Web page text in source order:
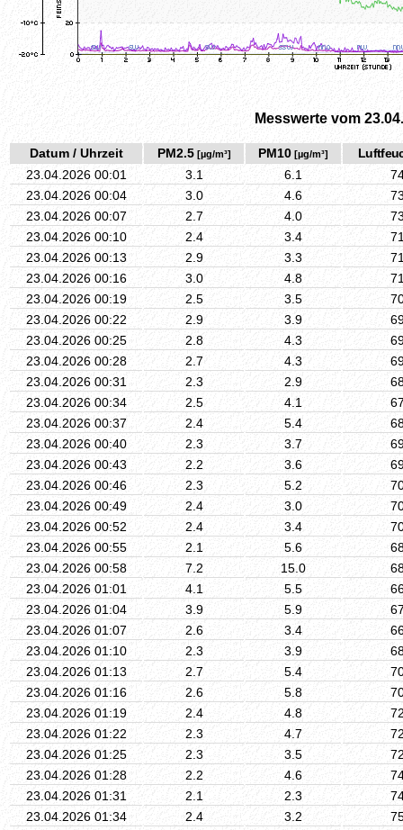
Messwerte vom
Datum / Uhrzeit PM2.5[µg/m³] PM10 [µg/m³]
23.04.2026 00:01
3.1 6.1
23.04.2026 00:04
3.0 4.6
23.04.2026 00:07
2.7 4.0
23.04.2026 00:10
2.4 3.4
23.04.2026 00:13
2.9 3.3
23.04.2026 00:16
3.0 4.8
23.04.2026 00:19
2.5 3.5
23.04.2026 00:22
2.9 3.9
23.04.2026 00:25
2.8 4.3
23.04.2026 00:28
2.7 4.3
23.04.2026 00:31
2.3 2.9
23.04.2026 00:34
2.5 4.1
23.04.2026 00:37
2.4 5.4
23.04.2026 00:40
2.3 3.7
23.04.2026 00:43
2.2 3.6
23.04.2026 00:46
2.3 5.2
23.04.2026 00:49
2.4 3.0
23.04.2026 00:52
2.4 3.4
23.04.2026 00:55
2.1 5.6
23.04.2026 00:58
7.2 15.0
23.04.2026 01:01
4.1 5.5
23.04.2026 01:04
3.9 5.9
23.04.2026 01:07
2.6 3.4
23.04.2026 01:10
2.3 3.9
23.04.2026 01:13
2.7 5.4
23.04.2026 01:16
2.6 5.8
23.04.2026 01:19
2.4 4.8
23.04.2026 01:22
2.3 4.7
23.04.2026 01:25
2.3 3.5
23.04.2026 01:28
2.2 4.6
23.04.2026 01:31
2.1 2.3
23.04.2026 01:34
2.4 3.2